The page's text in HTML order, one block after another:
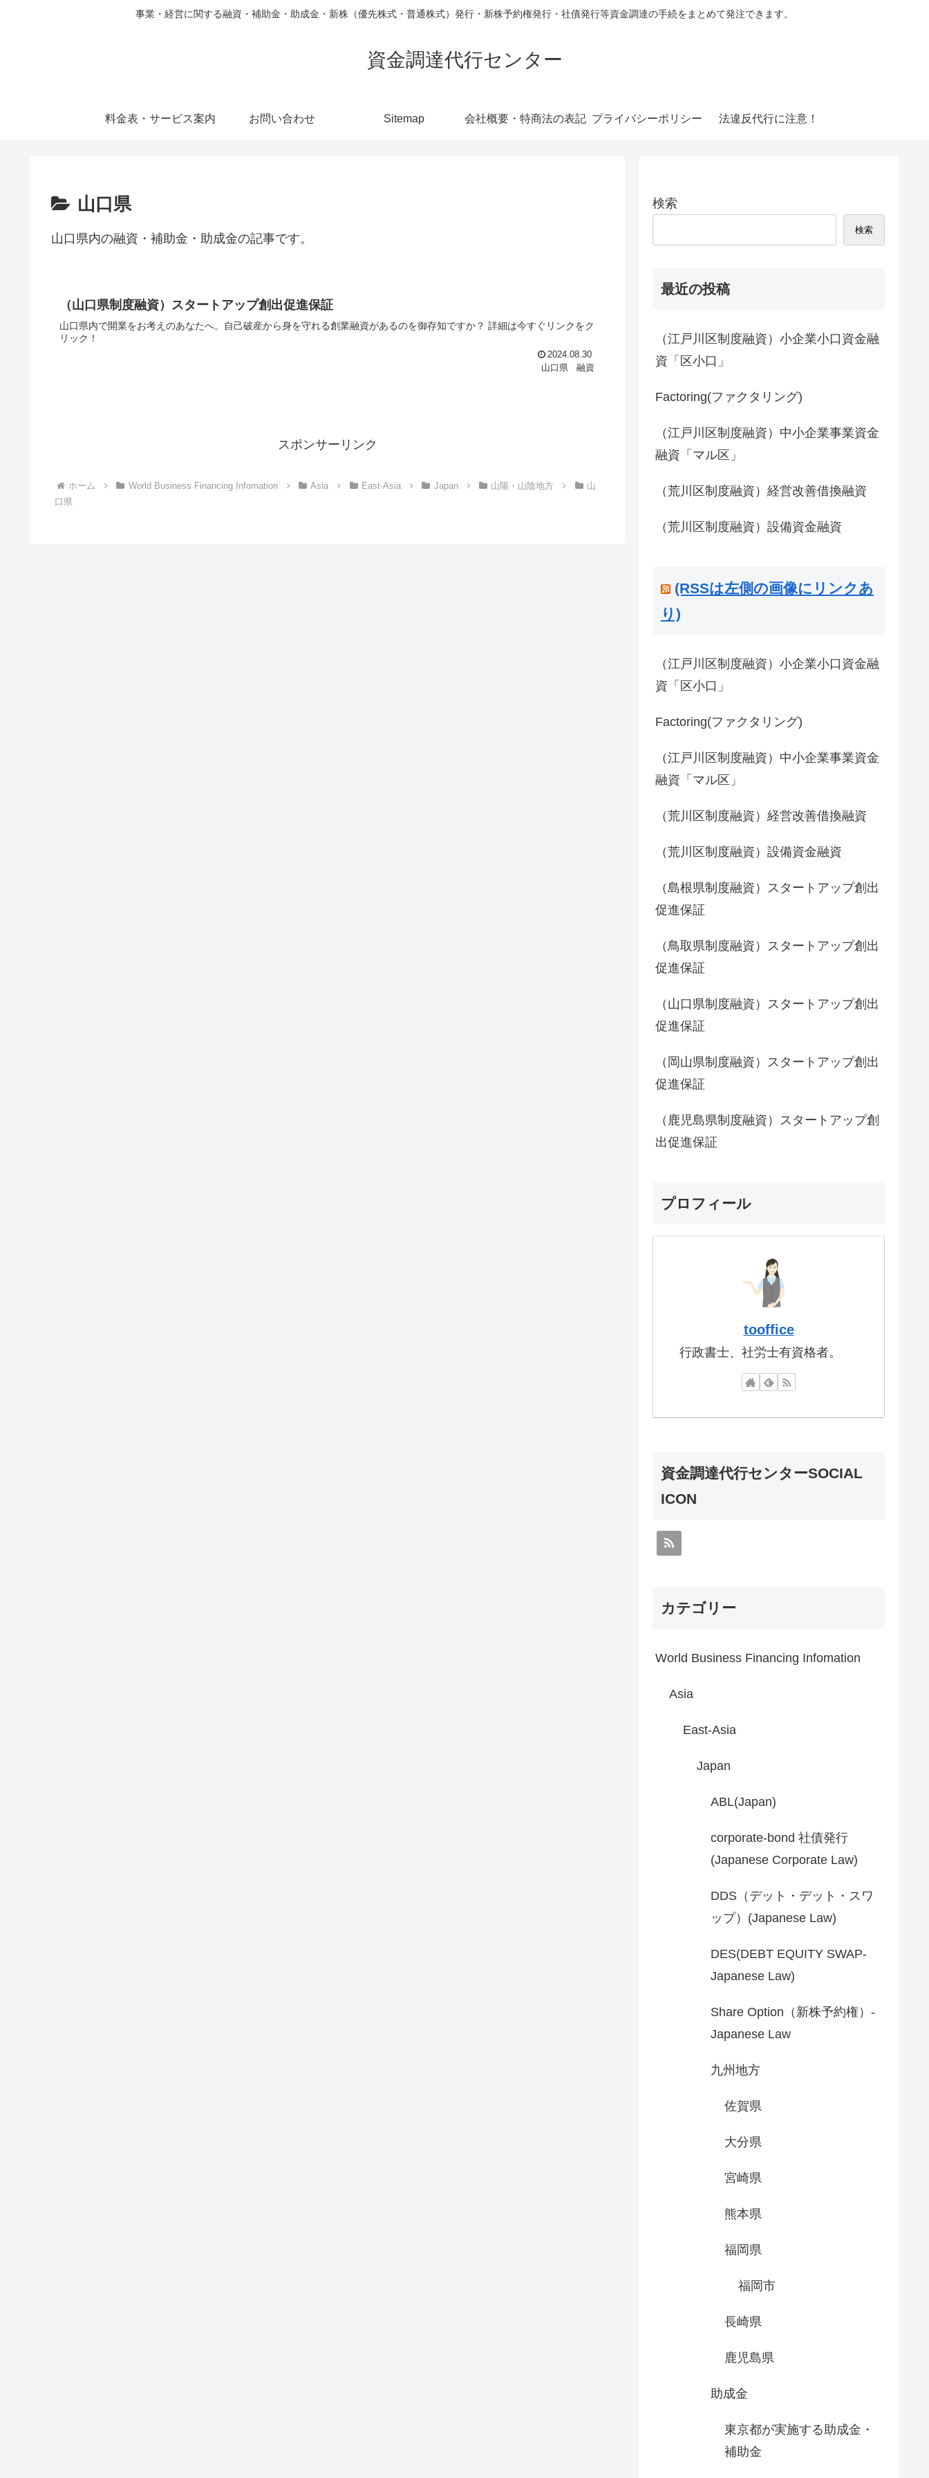
事業・経営に関する融資・補助金・助成金・新株（優先株式・普通株式）発行・新株予約権発行・社債発行等資金調達の手続をまとめて発注できます。
資金調達代行センター
料金表・サービス案内 お問い合わせ Sitemap 会社概要・特商法の表記 プライバシーポリシー 法違反代行に注意！
山口県
山口県内の融資・補助金・助成金の記事です。
（山口県制度融資）スタートアップ創出促進保証
山口県内で開業をお考えのあなたへ。自己破産から身を守れる創業融資があるのを御存知ですか？ 詳細は今すぐリンクをク
リック！
2024.08.30
山口県
融資
スポンサーリンク
ホーム World Business Financing Infomation Asia East-Asia Japan 山陽・山陰地方
山
口県
検索
検索
最近の投稿
（江戸川区制度融資）小企業小口資金融
資「区小口」
Factoring(ファクタリング)
（江戸川区制度融資）中小企業事業資金
融資「マル区」
（荒川区制度融資）経営改善借換融資
（荒川区制度融資）設備資金融資
(RSSは左側の画像にリンクあ
り)
（江戸川区制度融資）小企業小口資金融
資「区小口」
Factoring(ファクタリング)
（江戸川区制度融資）中小企業事業資金
融資「マル区」
（荒川区制度融資）経営改善借換融資
（荒川区制度融資）設備資金融資
（島根県制度融資）スタートアップ創出
促進保証
（鳥取県制度融資）スタートアップ創出
促進保証
（山口県制度融資）スタートアップ創出
促進保証
（岡山県制度融資）スタートアップ創出
促進保証
（鹿児島県制度融資）スタートアップ創
出促進保証
プロフィール
tooffice
行政書士、社労士有資格者。
資金調達代行センターSOCIAL
ICON
カテゴリー
World Business Financing Infomation
Asia
East-Asia
Japan
ABL(Japan)
corporate-bond 社債発行
(Japanese Corporate Law)
DDS（デット・デット・スワ
ップ）(Japanese Law)
DES(DEBT EQUITY SWAP-
Japanese Law)
Share Option（新株予約権）-
Japanese Law
九州地方
佐賀県
大分県
宮崎県
熊本県
福岡県
福岡市
長崎県
鹿児島県
助成金
東京都が実施する助成金・
補助金